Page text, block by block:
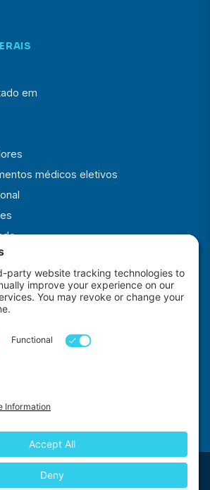
em
médicos eletivos
porImpact Explorers